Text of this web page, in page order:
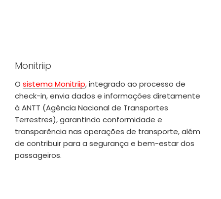
Monitriip
O sistema Monitriip, integrado ao processo de
check-in, envia dados e informações diretamente
à ANTT (Agência Nacional de Transportes
Terrestres), garantindo conformidade e
transparência nas operações de transporte, além
de contribuir para a segurança e bem-estar dos
passageiros.